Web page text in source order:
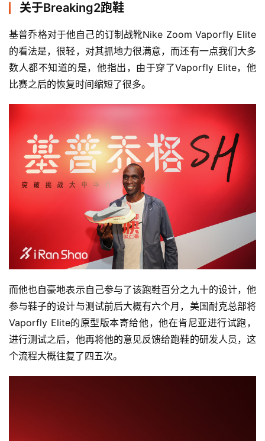
关于Breaking2跑鞋
基普乔格对于他自己的订制战靴Nike Zoom Vaporfly Elite
的看法是，很轻，对其抓地力很满意，而还有一点我们大多
数人都不知道的是，他指出，由于穿了Vaporfly Elite，他
比赛之后的恢复时间缩短了很多。
而他也自豪地表示自己参与了该跑鞋百分之九十的设计，他
参与鞋子的设计与测试前后大概有六个月，美国耐克总部将
Vaporfly Elite的原型版本寄给他，他在肯尼亚进行试跑，
进行测试之后，他再将他的意见反馈给跑鞋的研发人员，这
个流程大概往复了四五次。